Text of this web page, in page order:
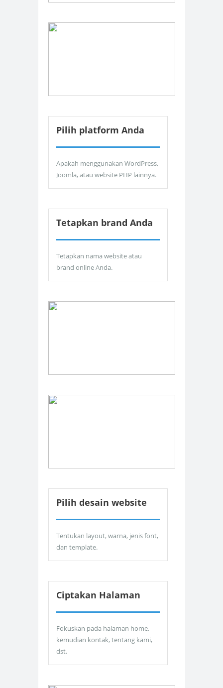
Pilih platform Anda
Apakah menggunakan WordPress,
Joomla, atau website PHP lainnya.
Tetapkan brand Anda
Tetapkan nama website atau
brand online Anda.
Pilih desain website
Tentukan layout, warna, jenis font,
dan template.
Ciptakan Halaman
Fokuskan pada halaman home,
kemudian kontak, tentang kami,
dst.